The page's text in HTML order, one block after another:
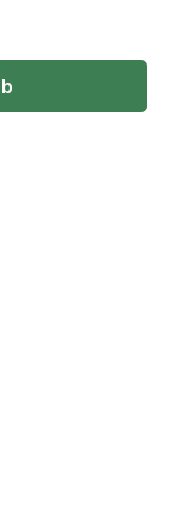
die Schaltflächen